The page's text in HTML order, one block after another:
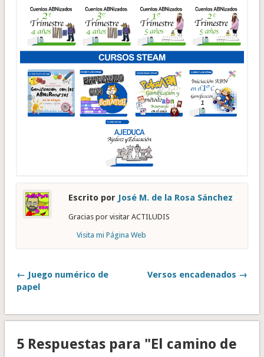
Escrito por José M. de la Rosa Sánchez
Gracias por visitar ACTILUDIS
Visita mi Página Web
← Juego numérico de
papel
Versos encadenados →
5 Respuestas para "El camino de